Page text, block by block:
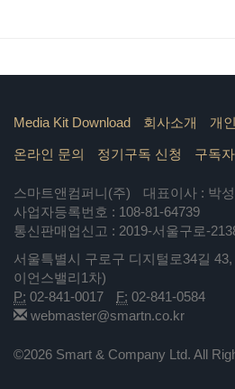
Media Kit Download 회사소개 개
온라인 문의 정기구독 신청 구독
스마트앤컴퍼니(주)
대표이사 : 박
사업자등록번호 : 108-81-64739
통신판매업신고 : 2019-서울구로-
서울특별시 구로구 디지털로34길
이언스밸리1차)
P: 02-841-0017 F: 02-841-0584
webmaster@smartn.co.kr
©2026 Smart & Company Ltd. All